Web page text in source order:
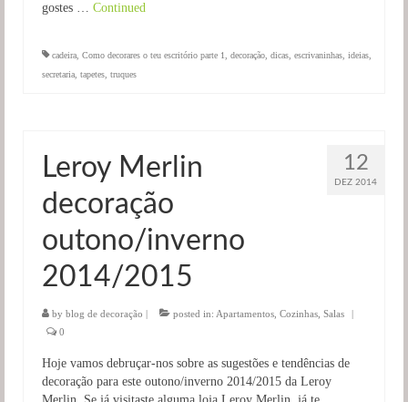
gostes … Continued
cadeira Como decorares o teu escritório parte 1 decoração dicas escrivaninhas ideias
secretaria tapetes truques
12
DEZ 2014
Leroy Merlin
decoração
outono/inverno
2014/2015
by blog de decoração | posted in: Apartamentos Cozinhas Salas
|
0
Hoje vamos debruçar-nos sobre as sugestões e tendências de
decoração para este outono/inverno 2014/2015 da Leroy